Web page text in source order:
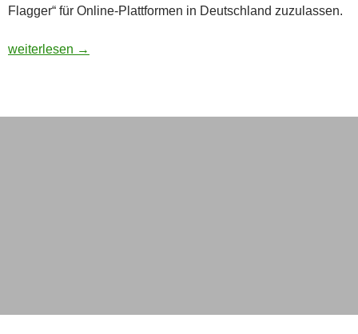
Flagger“ für Online-Plattformen in Deutschland zuzulassen.
Was zur Hölle … steckt hinter der Diskussion um „Trusted
weiterlesen →